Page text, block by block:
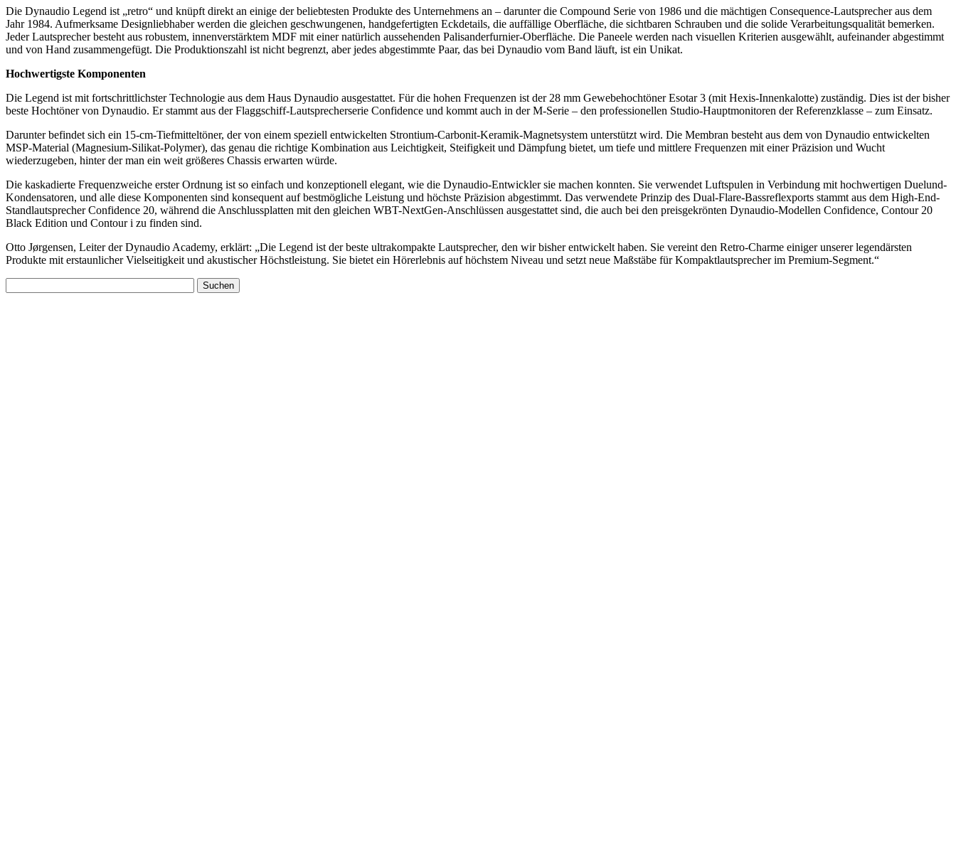
Die Dynaudio Legend ist „retro“ und knüpft direkt an einige der beliebtesten Produkte des Unternehmens an – darunter die Compound Serie von 1986 und die mächtigen Consequence-Lautsprecher aus dem
Jahr 1984. Aufmerksame Designliebhaber werden die gleichen geschwungenen, handgefertigten Eckdetails, die auffällige Oberfläche, die sichtbaren Schrauben und die solide Verarbeitungsqualität bemerken.
Jeder Lautsprecher besteht aus robustem, innenverstärktem MDF mit einer natürlich aussehenden Palisanderfurnier-Oberfläche. Die Paneele werden nach visuellen Kriterien ausgewählt, aufeinander abgestimmt
und von Hand zusammengefügt. Die Produktionszahl ist nicht begrenzt, aber jedes abgestimmte Paar, das bei Dynaudio vom Band läuft, ist ein Unikat.
Hochwertigste Komponenten
Die Legend ist mit fortschrittlichster Technologie aus dem Haus Dynaudio ausgestattet. Für die hohen Frequenzen ist der 28 mm Gewebehochtöner Esotar 3 (mit Hexis-Innenkalotte) zuständig. Dies ist der bisher
beste Hochtöner von Dynaudio. Er stammt aus der Flaggschiff-Lautsprecherserie Confidence und kommt auch in der M-Serie – den professionellen Studio-Hauptmonitoren der Referenzklasse – zum Einsatz.
Darunter befindet sich ein 15-cm-Tiefmitteltöner, der von einem speziell entwickelten Strontium-Carbonit-Keramik-Magnetsystem unterstützt wird. Die Membran besteht aus dem von Dynaudio entwickelten
MSP-Material (Magnesium-Silikat-Polymer), das genau die richtige Kombination aus Leichtigkeit, Steifigkeit und Dämpfung bietet, um tiefe und mittlere Frequenzen mit einer Präzision und Wucht
wiederzugeben, hinter der man ein weit größeres Chassis erwarten würde.
Die kaskadierte Frequenzweiche erster Ordnung ist so einfach und konzeptionell elegant, wie die Dynaudio-Entwickler sie machen konnten. Sie verwendet Luftspulen in Verbindung mit hochwertigen Duelund-
Kondensatoren, und alle diese Komponenten sind konsequent auf bestmögliche Leistung und höchste Präzision abgestimmt. Das verwendete Prinzip des Dual-Flare-Bassreflexports stammt aus dem High-End-
Standlautsprecher Confidence 20, während die Anschlussplatten mit den gleichen WBT-NextGen-Anschlüssen ausgestattet sind, die auch bei den preisgekrönten Dynaudio-Modellen Confidence, Contour 20
Black Edition und Contour i zu finden sind.
Otto Jørgensen, Leiter der Dynaudio Academy, erklärt: „Die Legend ist der beste ultrakompakte Lautsprecher, den wir bisher entwickelt haben. Sie vereint den Retro-Charme einiger unserer legendärsten
Produkte mit erstaunlicher Vielseitigkeit und akustischer Höchstleistung. Sie bietet ein Hörerlebnis auf höchstem Niveau und setzt neue Maßstäbe für Kompaktlautsprecher im Premium-Segment.“